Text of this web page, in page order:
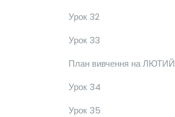
Урок 32
Урок 33
План вивчення на ЛЮТИЙ
Урок 34
Урок 35